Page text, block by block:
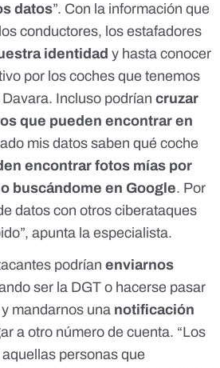
datos”. Con la información que
conductores, los estafadores
identidad y hasta conocer
por los coches que tenemos
Incluso podrían cruzar
que pueden encontrar en
mis datos saben qué coche
encontrar fotos mías por
buscándome en Google. Por
datos con otros ciberataques
”, apunta la especialista.
podrían enviarnos
ser la DGT o hacerse pasar
y mandarnos una notificación
a otro número de cuenta. “Los
personas que